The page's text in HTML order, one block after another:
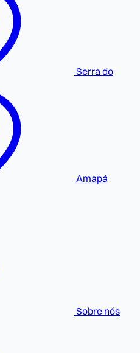
Serra do
Amapá
Sobre nós